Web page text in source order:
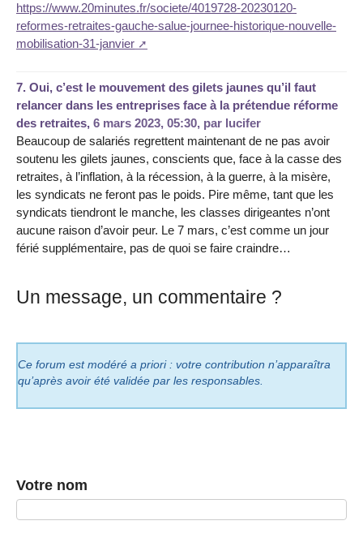
https://www.20minutes.fr/societe/4019728-20230120-
reformes-retraites-gauche-salue-journee-historique-nouvelle-
mobilisation-31-janvier
7. Oui, c’est le mouvement des gilets jaunes qu’il faut
relancer dans les entreprises face à la prétendue réforme
des retraites, 6 mars 2023, 05:30, par lucifer
Beaucoup de salariés regrettent maintenant de ne pas avoir
soutenu les gilets jaunes, conscients que, face à la casse des
retraites, à l’inflation, à la récession, à la guerre, à la misère,
les syndicats ne feront pas le poids. Pire même, tant que les
syndicats tiendront le manche, les classes dirigeantes n’ont
aucune raison d’avoir peur. Le 7 mars, c’est comme un jour
férié supplémentaire, pas de quoi se faire craindre…
Un message, un commentaire ?
Ce forum est modéré a priori : votre contribution n’apparaîtra
qu’après avoir été validée par les responsables.
Votre nom